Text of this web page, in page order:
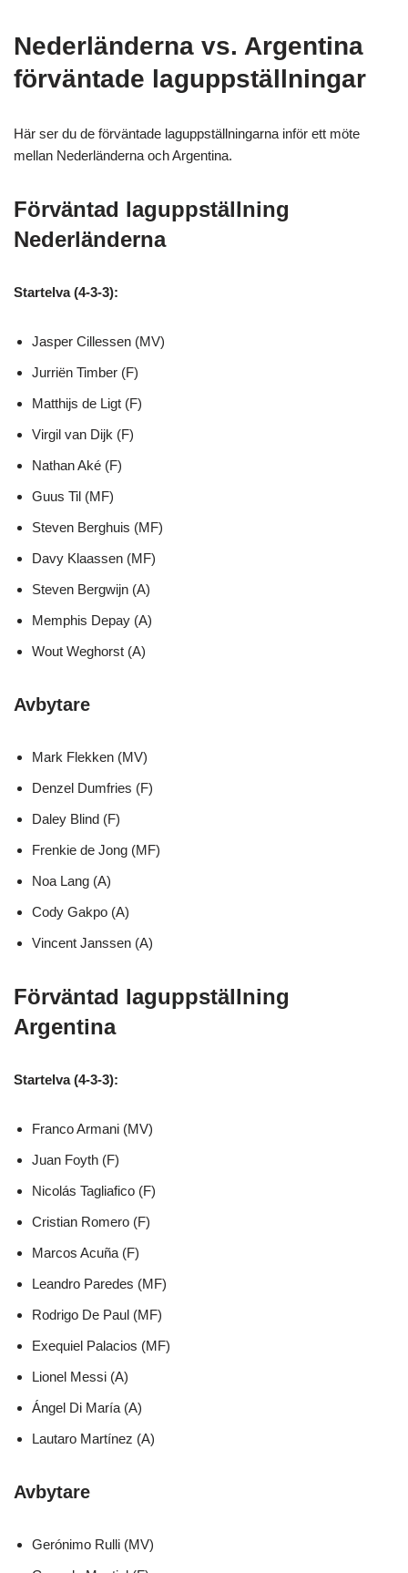
Nederländerna vs. Argentina
förväntade laguppställningar
Här ser du de förväntade laguppställningarna inför ett möte
mellan Nederländerna och Argentina.
Förväntad laguppställning
Nederländerna
Startelva (4-3-3):
Jasper Cillessen (MV)
Jurriën Timber (F)
Matthijs de Ligt (F)
Virgil van Dijk (F)
Nathan Aké (F)
Guus Til (MF)
Steven Berghuis (MF)
Davy Klaassen (MF)
Steven Bergwijn (A)
Memphis Depay (A)
Wout Weghorst (A)
Avbytare
Mark Flekken (MV)
Denzel Dumfries (F)
Daley Blind (F)
Frenkie de Jong (MF)
Noa Lang (A)
Cody Gakpo (A)
Vincent Janssen (A)
Förväntad laguppställning
Argentina
Startelva (4-3-3):
Franco Armani (MV)
Juan Foyth (F)
Nicolás Tagliafico (F)
Cristian Romero (F)
Marcos Acuña (F)
Leandro Paredes (MF)
Rodrigo De Paul (MF)
Exequiel Palacios (MF)
Lionel Messi (A)
Ángel Di María (A)
Lautaro Martínez (A)
Avbytare
Gerónimo Rulli (MV)